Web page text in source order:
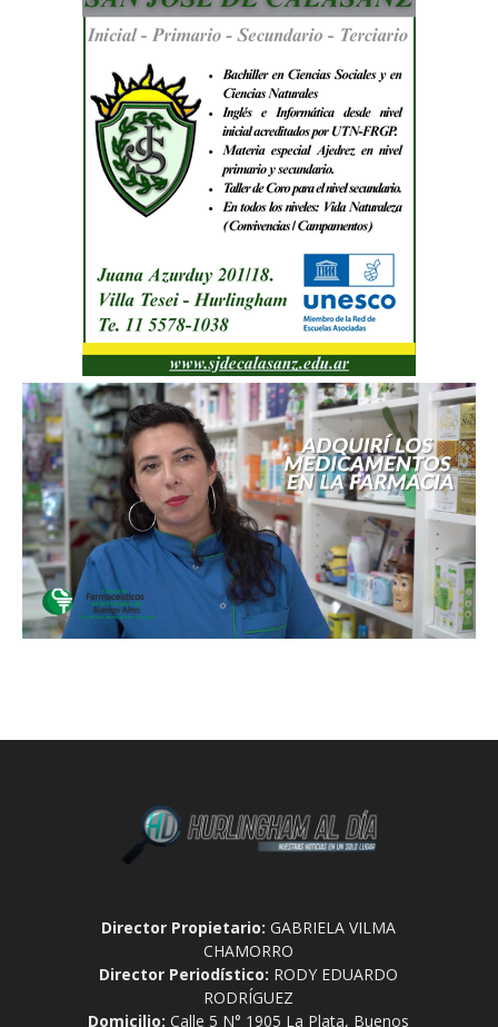
Director Propietario: GABRIELA VILMA
CHAMORRO
Director Periodístico: RODY EDUARDO
RODRÍGUEZ
Domicilio: Calle 5 N° 1905 La Plata, Buenos